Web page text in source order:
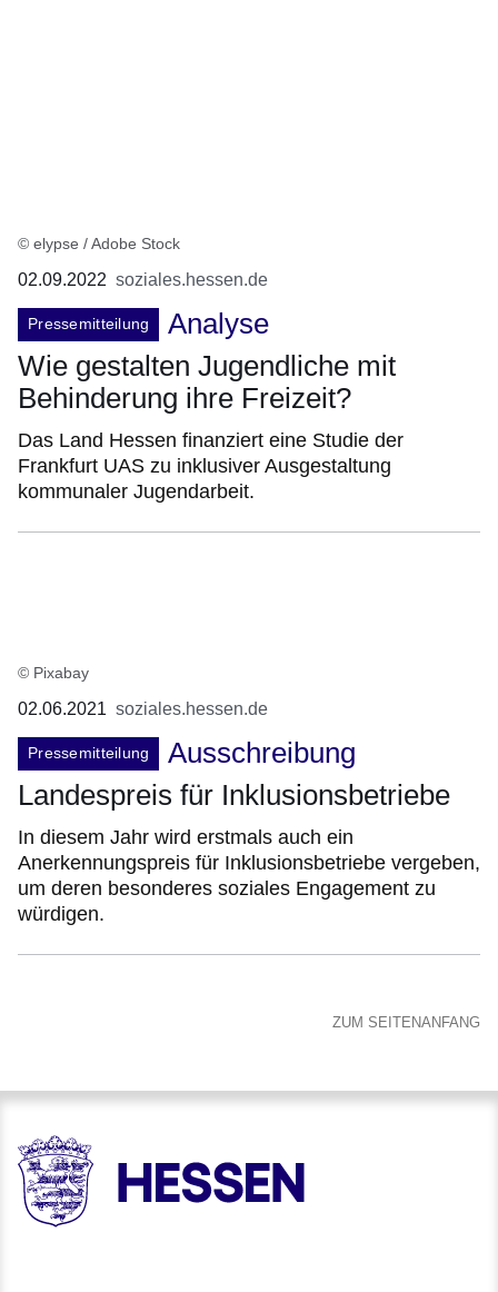
© elypse / Adobe Stock
02.09.2022 soziales.hessen.de
Pressemitteilung
Analyse
Wie gestalten Jugendliche mit
Behinderung ihre Freizeit?
Das Land Hessen finanziert eine Studie der
Frankfurt UAS zu inklusiver Ausgestaltung
kommunaler Jugendarbeit.
© Pixabay
02.06.2021 soziales.hessen.de
Pressemitteilung
Ausschreibung
Landespreis für Inklusionsbetriebe
In diesem Jahr wird erstmals auch ein
Anerkennungspreis für Inklusionsbetriebe vergeben,
um deren besonderes soziales Engagement zu
würdigen.
ZUM SEITENANFANG
HESSEN - Hessische Landesregierung